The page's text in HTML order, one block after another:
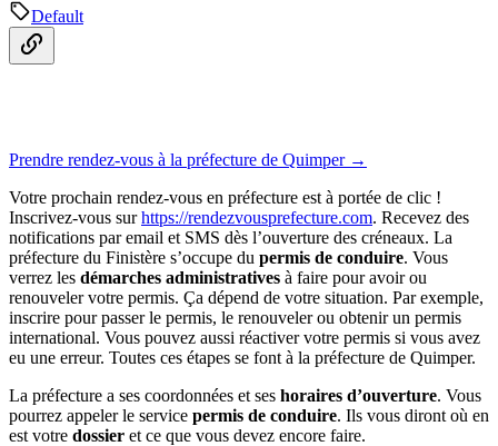
Default
Prendre rendez-vous à la préfecture de Quimper →
Votre prochain rendez-vous en préfecture est à portée de clic !
Inscrivez-vous surhttps://rendezvousprefecture.com. Recevez des
notifications par email et SMS dès l’ouverture des créneaux. La
préfecture du Finistère s’occupe du permis de conduire. Vous
verrez les démarches administratives à faire pour avoir ou
renouveler votre permis. Ça dépend de votre situation. Par exemple,
inscrire pour passer le permis, le renouveler ou obtenir un permis
international. Vous pouvez aussi réactiver votre permis si vous avez
eu une erreur. Toutes ces étapes se font à la préfecture de Quimper.
La préfecture a ses coordonnées et ses horaires d’ouverture. Vous
pourrez appeler le service permis de conduire. Ils vous diront où en
est votre dossier et ce que vous devez encore faire.